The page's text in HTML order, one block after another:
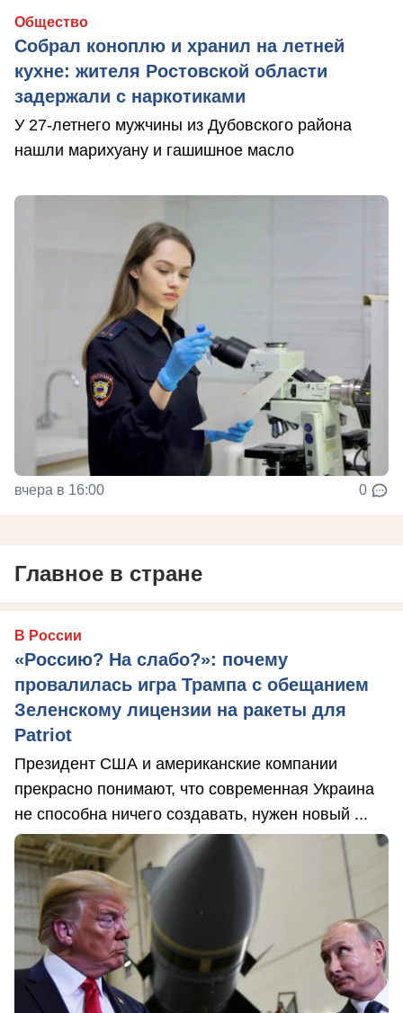
Общество
Собрал коноплю и хранил на летней
кухне: жителя Ростовской области
задержали с наркотиками
У 27-летнего мужчины из Дубовского района
нашли марихуану и гашишное масло
вчера в 16:00 0
Главное в стране
В России
«Россию? На слабо?»: почему
провалилась игра Трампа с обещанием
Зеленскому лицензии на ракеты для
Patriot
Президент США и американские компании
прекрасно понимают, что современная Украина
не способна ничего создавать, нужен новый ...